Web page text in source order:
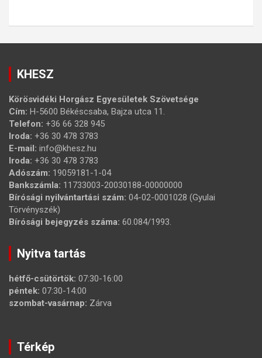
KHESZ
Körösvidéki Horgász Egyesületek Szövetsége
Cím: H-5600 Békéscsaba, Bajza utca 11.
Telefon: +36 66 328 945
Iroda: +36 30 478 3783
E-mail: info@khesz.hu
Iroda: +36 30 478 3783
Adószám: 19059181-1-04
Bankszámla: 11733003-20030188-00000000
Bírósági nyilvántartási szám: 04-02-0001028 (Gyulai
Törvényszék)
Bírósági bejegyzés száma: 60.084/1993.
Nyitva tartás
hétfő-csütörtök: 07:30-16:00
péntek: 07:30-14:00
szombat-vasárnap: Zárva
Térkép